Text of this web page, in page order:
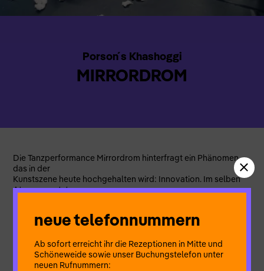
Porson ́s Khashoggi
MIRRORDROM
Die Tanzperformance Mirrordrom hinterfragt ein Phänomen,
das in der
Kunstszene heute hochgehalten wird: Innovation. Im selben
Atemzug setzt
Art von
äußerlichen Form.
Dieses Streben nach allem, was neu ist, kann vielleicht darauf
zurückgeführt werden, dass Kunstschaffende eine gänzlich
neue telefonnummern
Ab sofort erreicht ihr die Rezeptionen in Mitte und
Schöneweide sowie unser Buchungstelefon unter
neuen Rufnummern: